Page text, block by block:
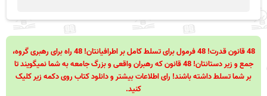
48 قانون قدرت! 48 فرمول برای تسلط کامل بر اطرافیانتان! 48 راه برای رهبری گروه،
جمع و زیر دستانتان! 48 قانون که رهبران واقعی و بزرگ جامعه به شما نمیگویند تا
بر شما تسلط داشته باشند! رای اطلاعات بیشتر و دانلود کتاب روی دکمه زیر کلیک
کنید.